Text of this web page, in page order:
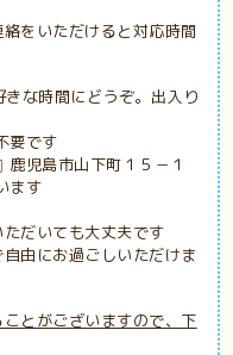
をいただけると対応時間
な時間にどうぞ。出入り
要です
児島市山下町１５－１
ます
だいても大丈夫です
由にお過ごしいただけま
とがございますので、下